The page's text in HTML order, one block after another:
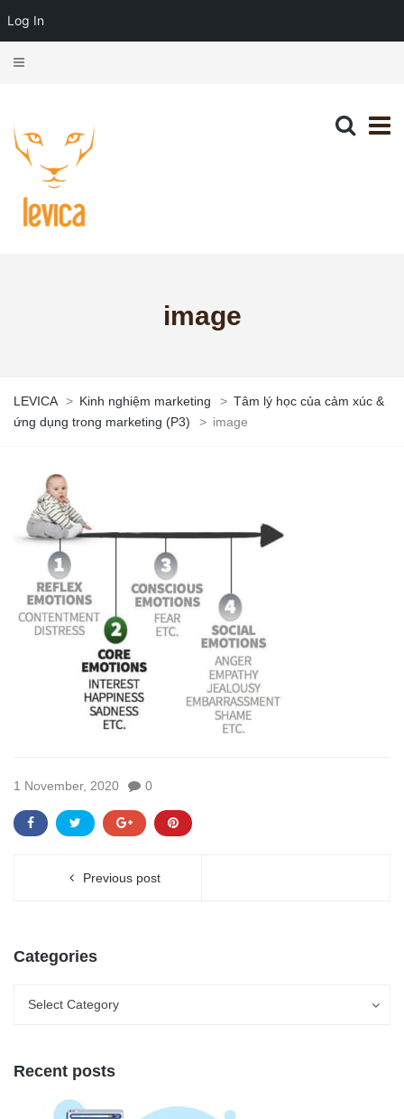
image
LEVICA > Kinh nghiệm marketing > Tâm lý học của cảm xúc &
ứng dụng trong marketing (P3)
> image
1 November, 2020 0
Previous post
Categories
Select Category
Recent posts
Log In